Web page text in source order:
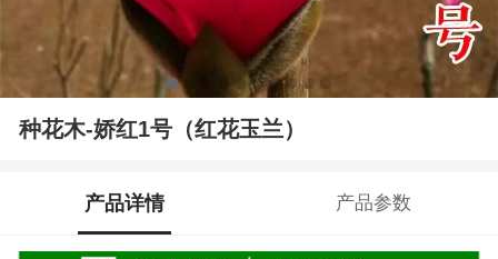
种花木-娇红1号（红花玉兰）
产品详情 产品参数